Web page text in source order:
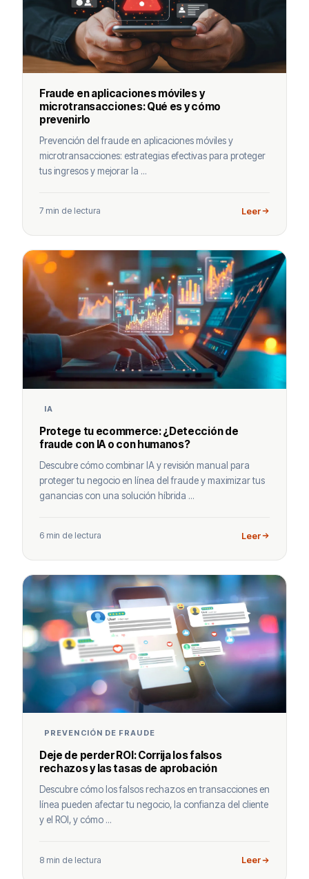
Fraude en aplicaciones móviles y
microtransacciones: Qué es y cómo
prevenirlo
Prevención del fraude en aplicaciones móviles y
microtransacciones: estrategias efectivas para proteger
tus ingresos y mejorar la ...
7 min de lectura Leer
IA
Protege tu ecommerce: ¿Detección de
fraude con IA o con humanos?
Descubre cómo combinar IA y revisión manual para
proteger tu negocio en línea del fraude y maximizar tus
ganancias con una solución híbrida ...
6 min de lectura Leer
PREVENCIÓN DE FRAUDE
Deje de perder ROI: Corrija los falsos
rechazos y las tasas de aprobación
Descubre cómo los falsos rechazos en transacciones en
línea pueden afectar tu negocio, la confianza del cliente
y el ROI, y cómo ...
8 min de lectura Leer